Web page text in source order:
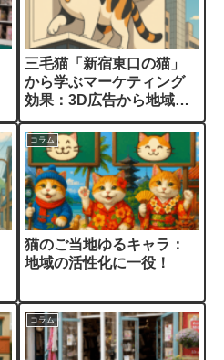
三毛猫「新宿東口の猫」
から学ぶマーケティング
効果：3D広告から地域活
性化まで
コラム
猫のご当地ゆるキャラ：
地域の活性化に一役！
コラム